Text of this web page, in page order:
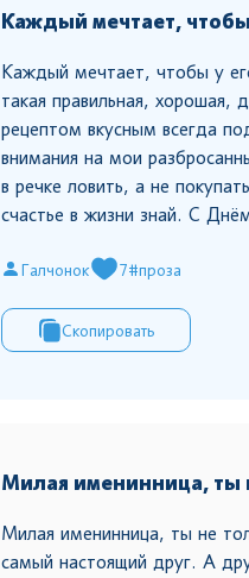
Каждый мечтает,
Каждый мечтает, чтобы у
такая правильная, хорошая,
рецептом вкусным всегда
внимания на мои
в речке ловить, а не
счастье в жизни знай. С
Галчонок 7#проза
Скопировать
Милая именинница, ты
Милая именинница, ты не
самый настоящий друг. А